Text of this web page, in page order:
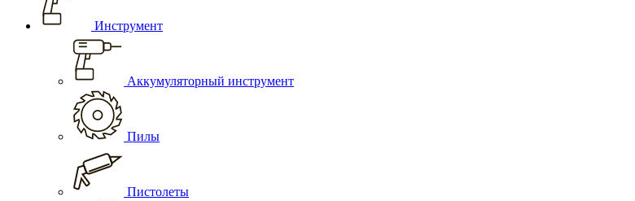
Инструмент
Аккумуляторный инструмент
Пилы
Пистолеты